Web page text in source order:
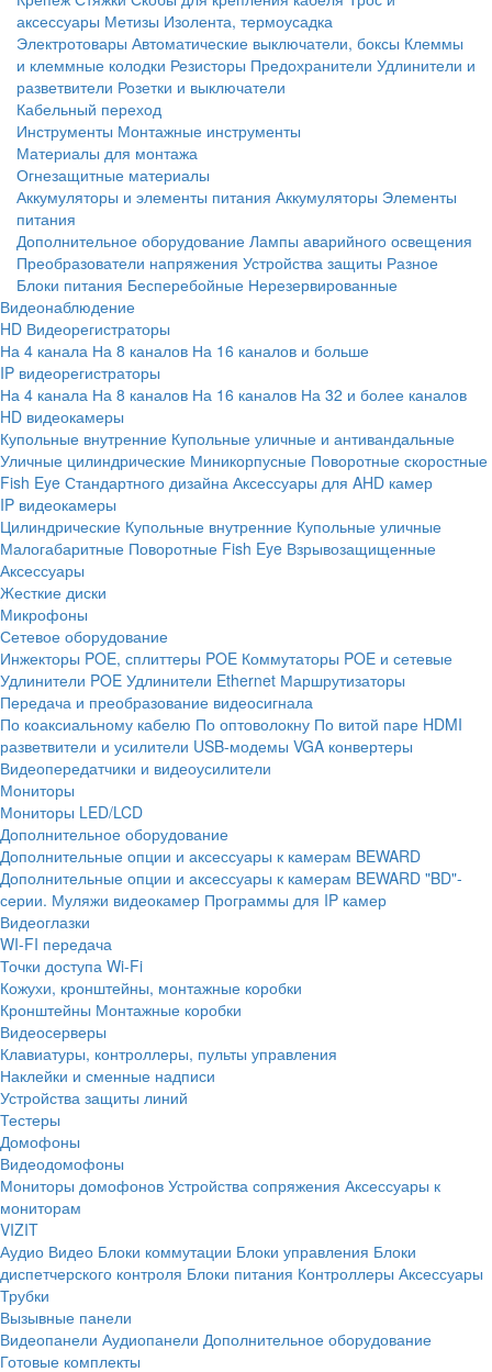
аксессуары Метизы Изолента, термоусадка
Электротовары Автоматические выключатели, боксы Клеммы
и клеммные колодки Резисторы Предохранители Удлинители и
разветвители Розетки и выключатели
Кабельный переход
Инструменты Монтажные инструменты
Материалы для монтажа
Огнезащитные материалы
Аккумуляторы и элементы питания Аккумуляторы Элементы
питания
Дополнительное оборудование Лампы аварийного освещения
Преобразователи напряжения Устройства защиты Разное
Блоки питания Бесперебойные Нерезервированные
Видеонаблюдение
HD Видеорегистраторы
На 4 канала На 8 каналов На 16 каналов и больше
IP видеорегистраторы
На 4 канала На 8 каналов На 16 каналов На 32 и более каналов
HD видеокамеры
Купольные внутренние Купольные уличные и антивандальные
Уличные цилиндрические Миникорпусные Поворотные скоростные
Fish Eye Стандартного дизайна Аксессуары для AHD камер
IP видеокамеры
Цилиндрические Купольные внутренние Купольные уличные
Малогабаритные Поворотные Fish Eye Взрывозащищенные
Аксессуары
Жесткие диски
Микрофоны
Сетевое оборудование
Инжекторы POE, сплиттеры POE Коммутаторы POE и сетевые
Удлинители POE Удлинители Ethernet Маршрутизаторы
Передача и преобразование видеосигнала
По коаксиальному кабелю По оптоволокну По витой паре HDMI
разветвители и усилители USB-модемы VGA конвертеры
Видеопередатчики и видеоусилители
Мониторы
Мониторы LED/LCD
Дополнительное оборудование
Дополнительные опции и аксессуары к камерам BEWARD
Дополнительные опции и аксессуары к камерам BEWARD "BD"-
серии. Муляжи видеокамер Программы для IP камер
Видеоглазки
WI-FI передача
Точки доступа Wi-Fi
Кожухи, кронштейны, монтажные коробки
Кронштейны Монтажные коробки
Видеосерверы
Клавиатуры, контроллеры, пульты управления
Наклейки и сменные надписи
Устройства защиты линий
Тестеры
Домофоны
Видеодомофоны
Мониторы домофонов Устройства сопряжения Аксессуары к
мониторам
VIZIT
Аудио Видео Блоки коммутации Блоки управления Блоки
диспетчерского контроля Блоки питания Контроллеры Аксессуары
Трубки
Вызывные панели
Видеопанели Аудиопанели Дополнительное оборудование
Готовые комплекты